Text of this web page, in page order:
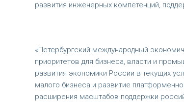
развития инженерных компетенций,
«Петербургский международный
приоритетов для бизнеса, власти и
развития экономики России в текущих
малого бизнеса и развитие
расширения масштабов поддержки